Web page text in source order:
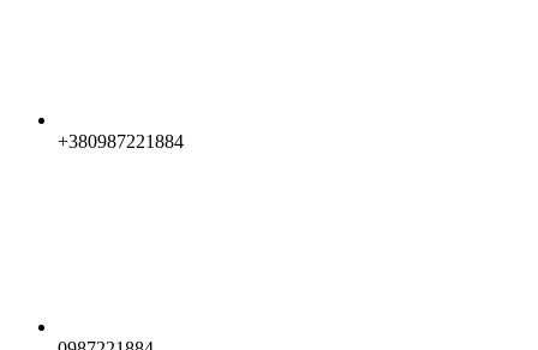
+380987221884